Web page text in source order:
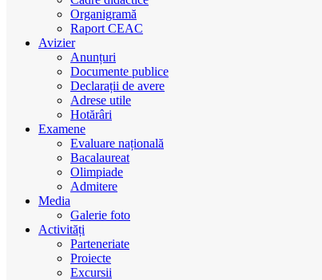
Organigramă
Raport CEAC
Avizier
Anunțuri
Documente publice
Declarații de avere
Adrese utile
Hotărâri
Examene
Evaluare națională
Bacalaureat
Olimpiade
Admitere
Media
Galerie foto
Activități
Parteneriate
Proiecte
Excursii